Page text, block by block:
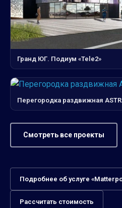
Гранд ЮГ. Подиум «Tele2»
Перегородка раздвижная
Смотреть все проекты
Подробнее об услуге
Рассчитать стоимость